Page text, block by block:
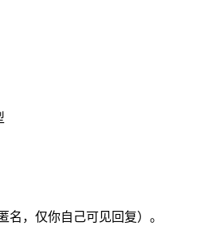
，仅你自己可见回复）。